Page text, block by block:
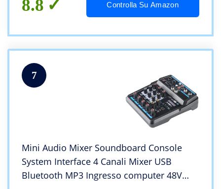
8.8 Controlla Su Amazon
7
Mini Audio Mixer Soundboard Console
System Interface 4 Canali Mixer USB
Bluetooth MP3 Ingresso computer 48V